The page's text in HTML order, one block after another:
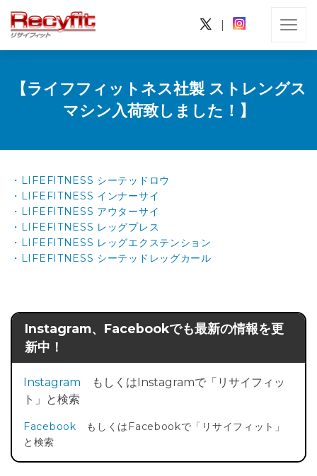
【ライフフィットネス社製 ストレングス
マシン入荷致しました！】
・LIFEFITNESS シーテッドロウ
・LIFEFITNESS インナーサイ
・LIFEFITNESS アウターサイ
・LIFEFITNESS レッグプレス
・LIFEFITNESS レッグエクステンション
・LIFEFITNESS シーテッドレッグカール
Instagram、Facebookでも最新の情報を更
新中！
Instagram もしくはInstagramで「リサイフィッ
ト」と検索
Facebook もしくはFacebookで「リサイフィット」
と検索